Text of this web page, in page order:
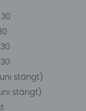
juni stängt)
stängt)